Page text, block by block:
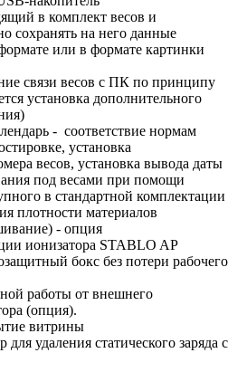
в комплект весов и
сохранять на него данные
или в формате картинки
связи весов с ПК по принципу
установка дополнительного
- соответствие нормам
установка
весов, установка вывода даты
под весами при помощи
в стандартной комплектации
плотности материалов
- опция
ионизатора STABLO AP
бокс без потери рабочего
работы от внешнего
(опция).
витрины
удаления статического заряда с